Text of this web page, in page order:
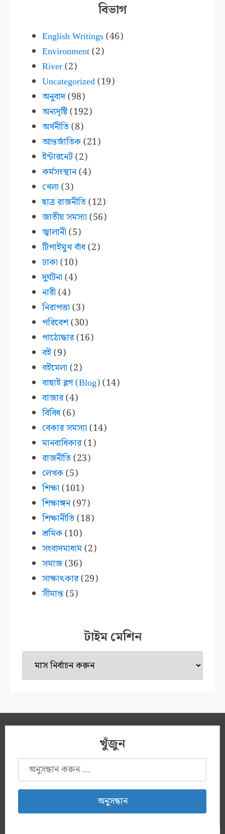
বিভাগ
English Writings(46)
Environment(2)
River(2)
Uncategorized(19)
অনুবাদ(98)
অন্যদৃষ্টি(192)
অর্থনীতি(8)
আন্তর্জাতিক(21)
ইন্টারনেট(2)
কর্মসংস্থান(4)
খেলা (3)
ছাত্র রাজনীতি(12)
জাতীয় সমস্যা (56)
জ্বালানী (5)
টিপাইমুখ বাঁধ(2)
ঢাকা (10)
দুর্ঘটনা (4)
নারী (4)
নিরাপত্তা (3)
পরিবেশ(30)
পাঠোদ্ধার(16)
বই(9)
বইমেলা (2)
বাছাই ব্লগ (Blog)(14)
বাজার(4)
বিবিধ(6)
বেকার সমস্যা (14)
মানবাধিকার(1)
রাজনীতি(23)
লেখক(5)
শিক্ষা (101)
শিক্ষাঙ্গন(97)
শিক্ষানীতি(18)
শ্রমিক(10)
সংবাদমাধ্যম(2)
সমাজ(36)
সাক্ষাৎকার(29)
সীমান্ত(5)
টাইম মেশিন
টাইম
মেশিন
খুঁজুন
অনুসন্ধানঃ